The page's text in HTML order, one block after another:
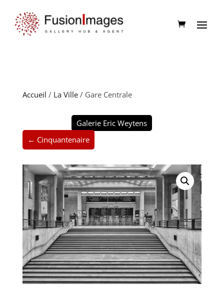
Accueil / La Ville/ Gare Centrale
Galerie Eric Weytens
← Cinquantenaire